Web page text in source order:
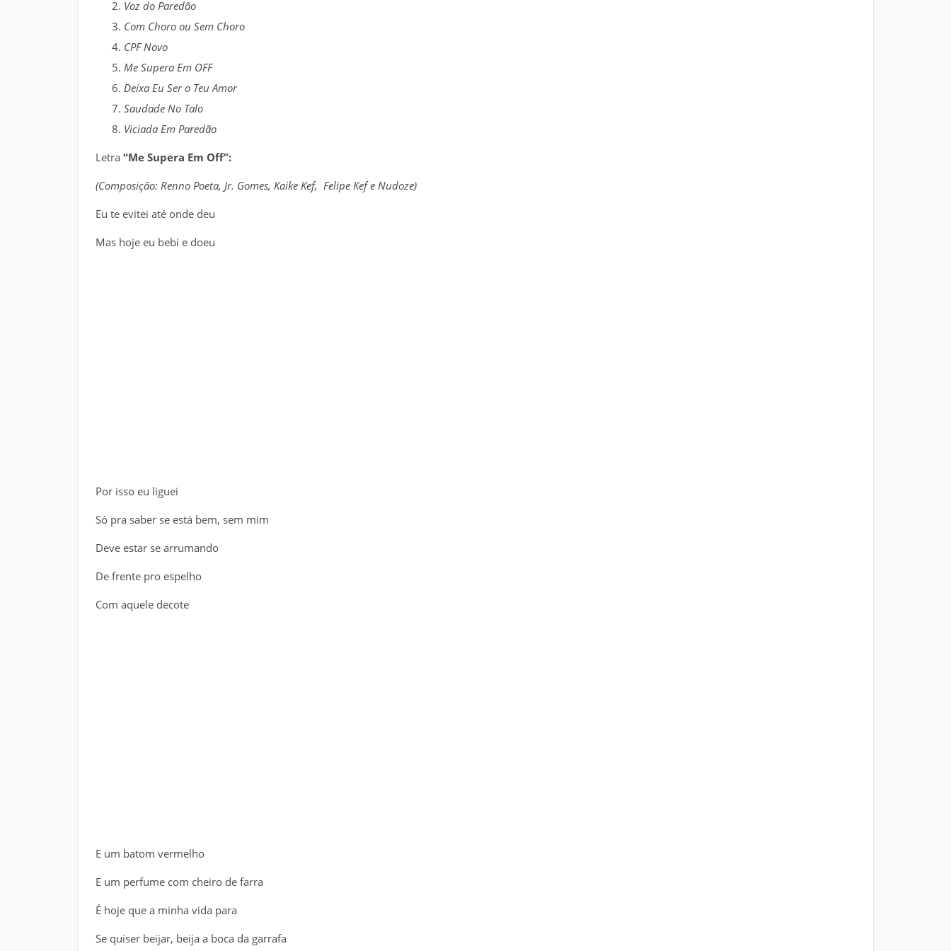
Voz do Paredão
Com Choro ou Sem Choro
CPF Novo
Me Supera Em OFF
Deixa Eu Ser o Teu Amor
Saudade No Talo
Viciada Em Paredão
Letra “Me Supera Em Off”:
(Composição: Renno Poeta, Jr. Gomes, Kaike Kef, Felipe Kef e Nudoze)
Eu te evitei até onde deu
Mas hoje eu bebi e doeu
Por isso eu liguei
Só pra saber se está bem, sem mim
Deve estar se arrumando
De frente pro espelho
Com aquele decote
E um batom vermelho
E um perfume com cheiro de farra
É hoje que a minha vida para
Se quiser beijar, beija a boca da garrafa